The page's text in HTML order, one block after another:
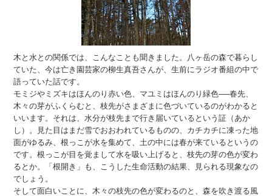
木と水との関係では、こんなことも聞きました。八ヶ岳の森で暮らし
ていた、今は亡き園芸家の柳生真吾さんが、生前にラジオ番組の中で
語っていた話です。
モミジやミズキはほんのり赤い色、マユミはほんのり緑色──春先、
木々の芽がふくらむと、枝先がさまざまに色づいているのがわかると
いいます。それは、水分が枝先まで行き届いているという証（あか
し）。見た目はまだ雪でおおわれているものの、カチカチに凍った地
面がゆるみ、根っこが水を集めて、土の中には春が来ているというの
です。根っこが目を覚まして水を吸い上げると、枝先の芽の色が変わ
るとか。「根開き」も、こうした生命活動の結果、見られる現象なの
でしょう。
そして面白いことに、木々の枝先の色が変わるのと、森を吹き渡る風